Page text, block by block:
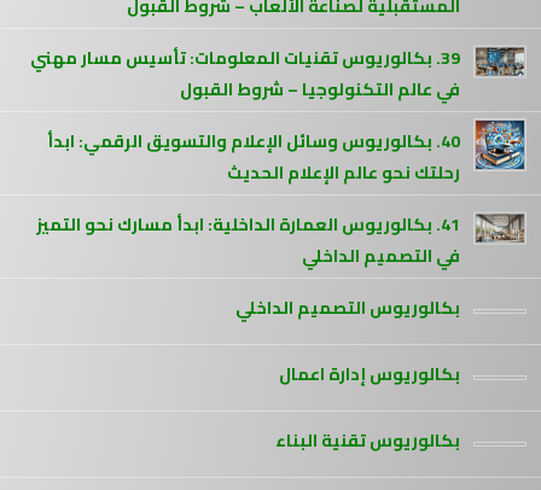
39. بكالوريوس تقنيات المعلومات: تأسيس مسار مهني
في عالم التكنولوجيا – شروط القبول
40. بكالوريوس وسائل الإعلام والتسويق الرقمي: ابدأ
رحلتك نحو عالم الإعلام الحديث
41. بكالوريوس العمارة الداخلية: ابدأ مسارك نحو التميز
في التصميم الداخلي
بكالوريوس التصميم الداخلي
بكالوريوس إدارة اعمال
بكالوريوس تقنية البناء